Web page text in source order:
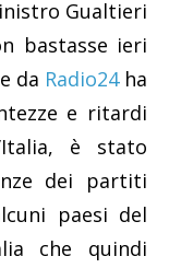
Gualtieri
bastasse ieri
da Radio24ha
e ritardi
è stato
dei partiti
paesi del
che quindi